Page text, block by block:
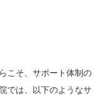
こそ、サポート体制の
では、以下のようなサ